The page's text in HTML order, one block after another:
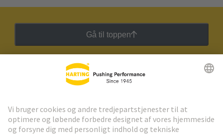
Gå til toppen
HARTING Newsletter